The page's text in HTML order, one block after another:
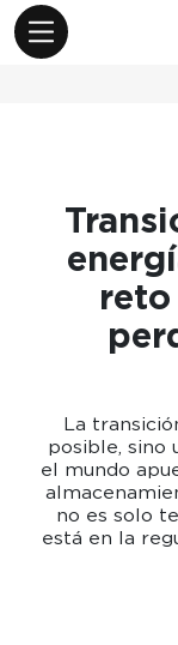
reto
La
posible, sino
el mundo
no es solo
está en la